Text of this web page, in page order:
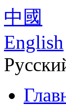
中國
English